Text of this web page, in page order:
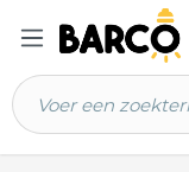
hoofdinhoud